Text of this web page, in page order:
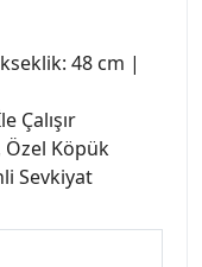
48 cm |
Çalışır
Köpük
Sevkiyat